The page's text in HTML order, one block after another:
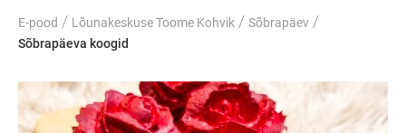
E-pood / Lõunakeskuse Toome Kohvik / Sõbrapäev /
Sõbrapäeva koogid